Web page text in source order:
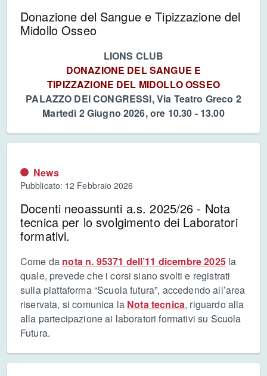
Donazione del Sangue e Tipizzazione del
Midollo Osseo
LIONS CLUB
DONAZIONE DEL SANGUE E
TIPIZZAZIONE DEL MIDOLLO OSSEO
PALAZZO DEI CONGRESSI, Via Teatro Greco 2
Martedì 2 Giugno 2026, ore 10.30 - 13.00
News
Pubblicato: 12 Febbraio 2026
Docenti neoassunti a.s. 2025/26 - Nota
tecnica per lo svolgimento dei Laboratori
formativi.
Come da nota n. 95371 dell’11 dicembre 2025la
quale, prevede che i corsi siano svolti e registrati
sulla piattaforma “Scuola futura”, accedendo all’area
riservata, si comunica la Nota tecnica, riguardo alla
alla partecipazione ai laboratori formativi su Scuola
Futura.